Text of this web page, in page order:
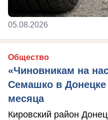
05.08.2026
Общество
«Чиновникам на
Семашко в
месяца
Кировский район